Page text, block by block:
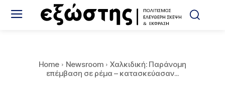
Home Newsroom
Χαλκιδική: Παράνομη
επέμβαση σε ρέμα – κατασκεύασαν...